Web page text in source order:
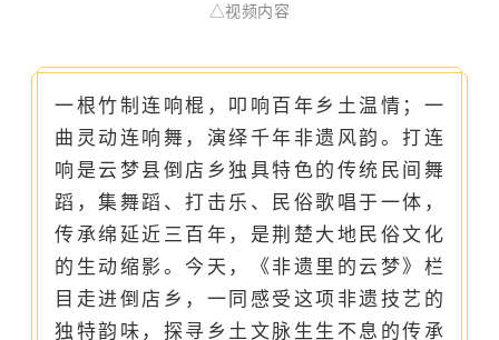
△视频内容
一根竹制连响棍，叩响百年乡土温情；一
曲灵动连响舞，演绎千年非遗风韵。打连
响是云梦县倒店乡独具特色的传统民间舞
蹈，集舞蹈、打击乐、民俗歌唱于一体，
传承绵延近三百年，是荆楚大地民俗文化
的生动缩影。今天，《非遗里的云梦》栏
目走进倒店乡，一同感受这项非遗技艺的
独特韵味，探寻乡土文脉生生不息的传承